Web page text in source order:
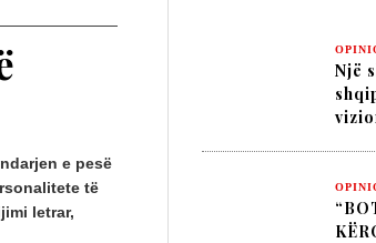
PLAGOSJA E SHKUPIT SHQIPTAR
ETNIK NËPËRMJET
e pesë
të
letrar,
Një